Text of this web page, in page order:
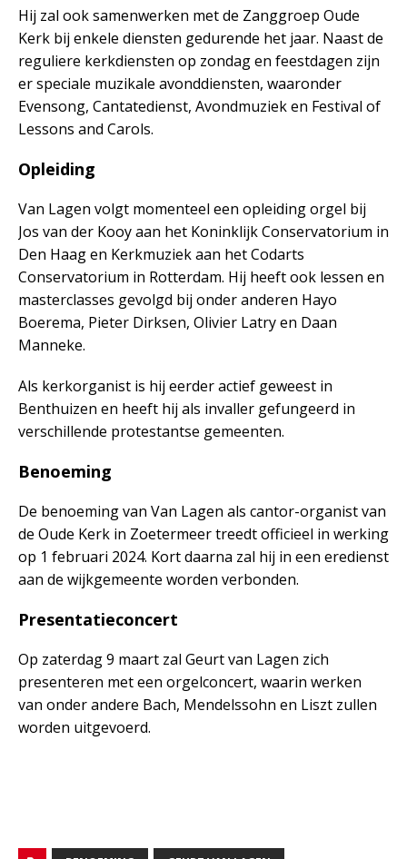
Hij zal ook samenwerken met de Zanggroep Oude
Kerk bij enkele diensten gedurende het jaar. Naast de
reguliere kerkdiensten op zondag en feestdagen zijn
er speciale muzikale avonddiensten, waaronder
Evensong, Cantatedienst, Avondmuziek en Festival of
Lessons and Carols.
Opleiding
Van Lagen volgt momenteel een opleiding orgel bij
Jos van der Kooy aan het Koninklijk Conservatorium in
Den Haag en Kerkmuziek aan het Codarts
Conservatorium in Rotterdam. Hij heeft ook lessen en
masterclasses gevolgd bij onder anderen Hayo
Boerema, Pieter Dirksen, Olivier Latry en Daan
Manneke.
Als kerkorganist is hij eerder actief geweest in
Benthuizen en heeft hij als invaller gefungeerd in
verschillende protestantse gemeenten.
Benoeming
De benoeming van Van Lagen als cantor-organist van
de Oude Kerk in Zoetermeer treedt officieel in werking
op 1 februari 2024. Kort daarna zal hij in een eredienst
aan de wijkgemeente worden verbonden.
Presentatieconcert
Op zaterdag 9 maart zal Geurt van Lagen zich
presenteren met een orgelconcert, waarin werken
van onder andere Bach, Mendelssohn en Liszt zullen
worden uitgevoerd.